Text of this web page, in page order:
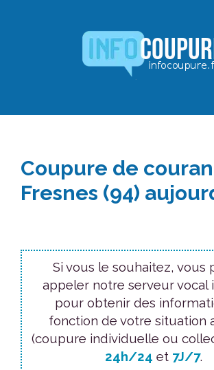
Coupure de
Fresnes (94)
Si vous le souhaitez, vous
appeler notre serveur vocal
pour obtenir des
fonction de votre situation
(coupure individuelle ou
24h/24 et 7J/7.